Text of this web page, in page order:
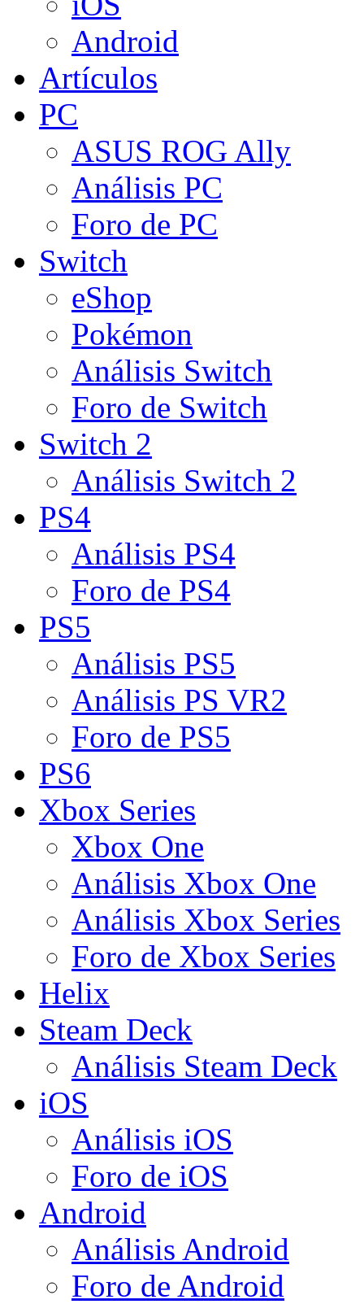
Android
Artículos
PC
ASUS ROG Ally
Análisis PC
Foro de PC
Switch
eShop
Pokémon
Análisis Switch
Foro de Switch
Switch 2
Análisis Switch 2
PS4
Análisis PS4
Foro de PS4
PS5
Análisis PS5
Análisis PS VR2
Foro de PS5
PS6
Xbox Series
Xbox One
Análisis Xbox One
Análisis Xbox Series
Foro de Xbox Series
Helix
Steam Deck
Análisis Steam Deck
iOS
Análisis iOS
Foro de iOS
Android
Análisis Android
Foro de Android